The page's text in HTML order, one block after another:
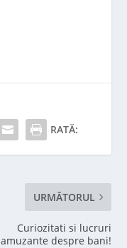
RATĂ:
URMĂTORUL
Curiozitati si lucruri
amuzante despre bani!